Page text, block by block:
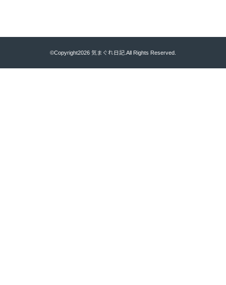
©Copyright2026 気まぐれ日記.All Rights Reserved.